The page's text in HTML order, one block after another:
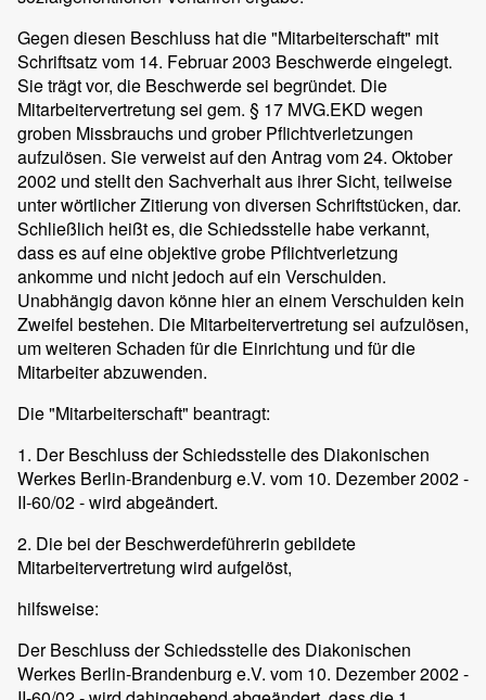
Gegen diesen Beschluss hat die "Mitarbeiterschaft" mit
Schriftsatz vom 14. Februar 2003 Beschwerde eingelegt.
Sie trägt vor, die Beschwerde sei begründet. Die
Mitarbeitervertretung sei gem. § 17 MVG.EKD wegen
groben Missbrauchs und grober Pflichtverletzungen
aufzulösen. Sie verweist auf den Antrag vom 24. Oktober
2002 und stellt den Sachverhalt aus ihrer Sicht, teilweise
unter wörtlicher Zitierung von diversen Schriftstücken, dar.
Schließlich heißt es, die Schiedsstelle habe verkannt,
dass es auf eine objektive grobe Pflichtverletzung
ankomme und nicht jedoch auf ein Verschulden.
Unabhängig davon könne hier an einem Verschulden kein
Zweifel bestehen. Die Mitarbeitervertretung sei aufzulösen,
um weiteren Schaden für die Einrichtung und für die
Mitarbeiter abzuwenden.
Die "Mitarbeiterschaft" beantragt:
1. Der Beschluss der Schiedsstelle des Diakonischen
Werkes Berlin-Brandenburg e.V. vom 10. Dezember 2002 -
II-60/02 - wird abgeändert.
2. Die bei der Beschwerdeführerin gebildete
Mitarbeitervertretung wird aufgelöst,
hilfsweise:
Der Beschluss der Schiedsstelle des Diakonischen
Werkes Berlin-Brandenburg e.V. vom 10. Dezember 2002 -